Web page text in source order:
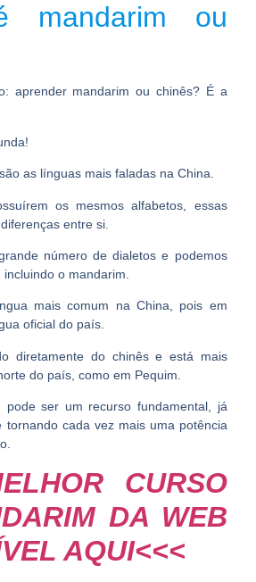
mandarim ou
aprender mandarim ou chinês? É a
as línguas mais faladas na China.
os mesmos alfabetos, essas
entre si.
número de dialetos e podemos
o mandarim.
mais comum na China, pois em
oficial do país.
diretamente do chinês e está mais
do país, como em Pequim.
pode ser um recurso fundamental, já
tornando cada vez mais uma potência
CURSO
DA WEB
AQUI<<<